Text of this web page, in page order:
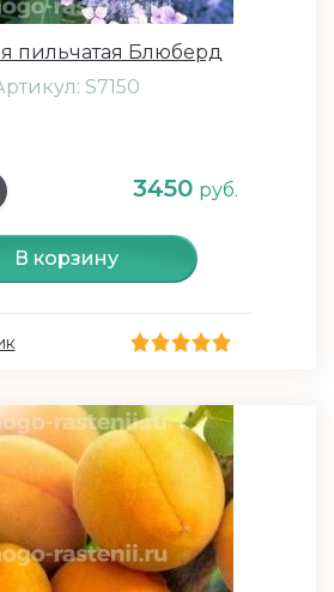
пильчатая Блюберд
S7150
3450 руб.
В корзину